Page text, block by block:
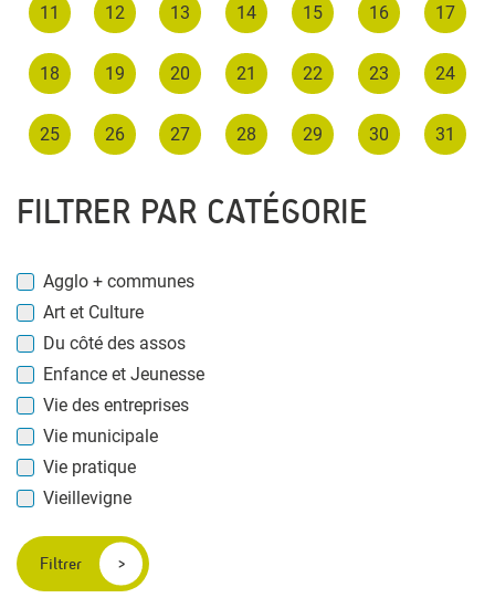
11 12 13 14 15 16 17
18 19 20 21 22 23 24
25 26 27 28 29 30 31
FILTRER PAR CATÉGORIE
Agglo + communes
Art et Culture
Du côté des assos
Enfance et Jeunesse
Vie des entreprises
Vie municipale
Vie pratique
Vieillevigne
Filtrer